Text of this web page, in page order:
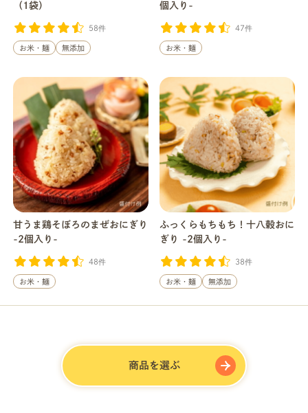
（1袋）
58件
お米・麺 無添加
個入り-
47件
お米・麺
甘うま鶏そぼろのまぜおにぎり
-2個入り-
48件
お米・麺
ふっくらもちもち！十八穀おに
ぎり -2個入り-
38件
お米・麺 無添加
商品を選ぶ